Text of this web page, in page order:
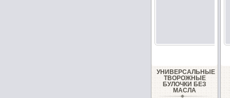
УНИВЕРСАЛЬНЫЕ
ТВОРОЖНЫЕ
БУЛОЧКИ БЕЗ
МАСЛА